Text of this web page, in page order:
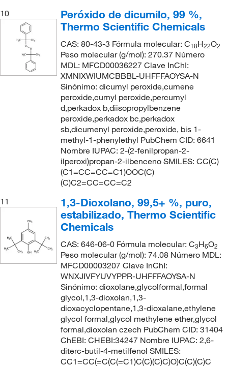
10
Peróxido de dicumilo, 99 %,
Thermo Scientific Chemicals
CAS: 80-43-3 Fórmula molecular: C18H22O2
Peso molecular (g/mol): 270.37 Número
MDL: MFCD00036227 Clave InChI:
XMNIXWIUMCBBBL-UHFFFAOYSA-N
Sinónimo: dicumyl peroxide,cumene
peroxide,cumyl peroxide,percumyl
d,perkadox b,diisopropylbenzene
peroxide,perkadox bc,perkadox
sb,dicumenyl peroxide,peroxide, bis 1-
methyl-1-phenylethyl PubChem CID: 6641
Nombre IUPAC: 2-(2-fenilpropan-2-
ilperoxi)propan-2-ilbenceno SMILES: CC(C)
(C1=CC=CC=C1)OOC(C)
(C)C2=CC=CC=C2
11
1,3-Dioxolano, 99,5+ %, puro,
estabilizado, Thermo Scientific
Chemicals
CAS: 646-06-0 Fórmula molecular: C3H6O2
Peso molecular (g/mol): 74.08 Número MDL:
MFCD00003207 Clave InChI:
WNXJIVFYUVYPPR-UHFFFAOYSA-N
Sinónimo: dioxolane,glycolformal,formal
glycol,1,3-dioxolan,1,3-
dioxacyclopentane,1,3-dioxalane,ethylene
glycol formal,glycol methylene ether,glycol
formal,dioxolan czech PubChem CID: 31404
ChEBI: CHEBI:34247 Nombre IUPAC: 2,6-
diterc-butil-4-metilfenol SMILES:
CC1=CC(=C(C(=C1)C(C)(C)C)O)C(C)(C)C